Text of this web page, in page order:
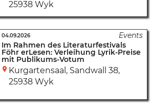
25938 Wyk
04.09.2026
Im Rahmen des Literaturfestivals
Föhr erLesen: Verleihung Lyrik-Preise
mit Publikums-Votum
Kurgartensaal , Sandwall 38,
25938 Wyk